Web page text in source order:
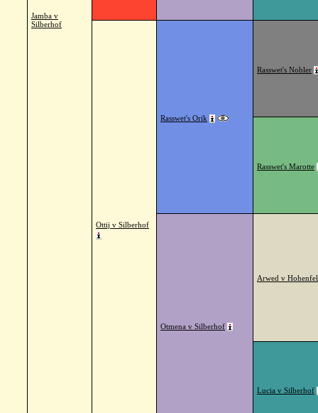
Jamba v
Silberhof
Ottij v Silberhof
Rasswet's Orik
Rasswet's Nobler
Rasswet's Marotte
Otmena v Silberhof
Arwed v
Lucia v Silberhof